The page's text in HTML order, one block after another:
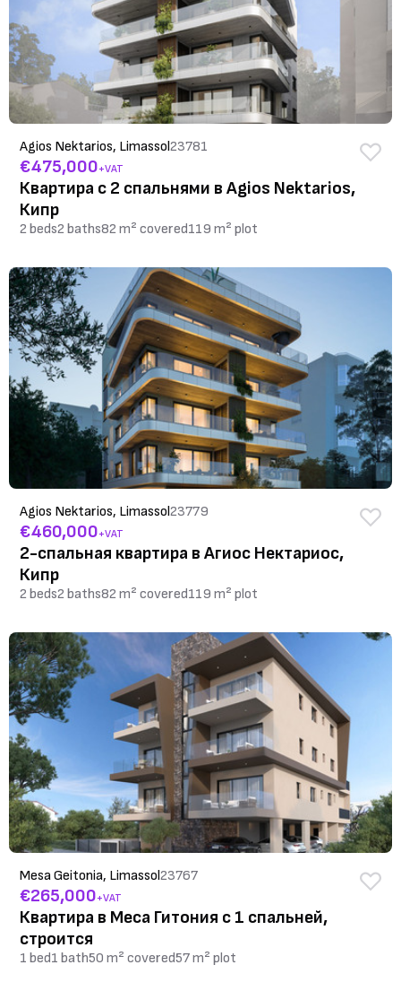
Agios Nektarios, Limassol23781
€475,000+VAT
Квартира с 2 спальнями в Agios Nektarios,
Кипр
2 beds2 baths82 m² covered119 m² plot
Agios Nektarios, Limassol23779
€460,000+VAT
2-спальная квартира в Агиос Нектариос,
Кипр
2 beds2 baths82 m² covered119 m² plot
Mesa Geitonia, Limassol23767
€265,000+VAT
Квартира в Меса Гитония с 1 спальней,
строится
1 bed1 bath50 m² covered57 m² plot